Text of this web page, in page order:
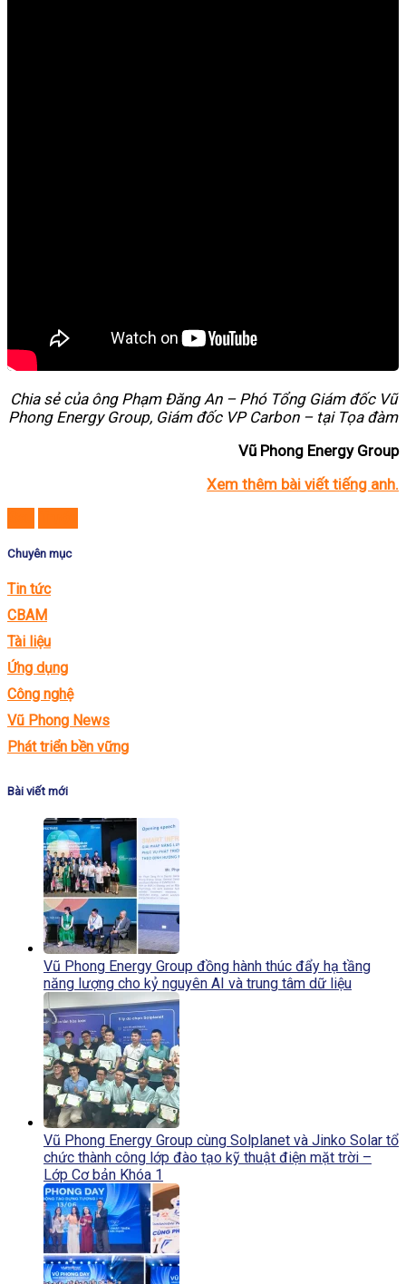
Chia sẻ của ông Phạm Đăng An – Phó Tổng Giám đốc Vũ
Phong Energy Group, Giám đốc VP Carbon – tại Tọa đàm
Vũ Phong Energy Group
Xem thêm bài viết tiếng anh.
Chuyên mục
Tin tức
CBAM
Tài liệu
Ứng dụng
Công nghệ
Vũ Phong News
Phát triển bền vững
Bài viết mới
Vũ Phong Energy Group đồng hành thúc đẩy hạ tầng
năng lượng cho kỷ nguyên AI và trung tâm dữ liệu
Vũ Phong Energy Group cùng Solplanet và Jinko Solar tổ
chức thành công lớp đào tạo kỹ thuật điện mặt trời –
Lớp Cơ bản Khóa 1